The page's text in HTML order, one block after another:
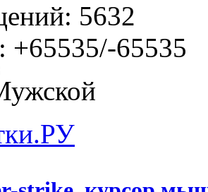
5632
+65535/-65535